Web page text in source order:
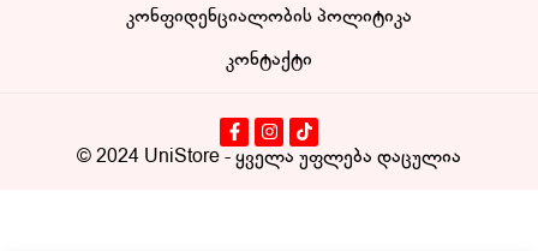
კონფიდენციალობის პოლიტიკა
კონტაქტი
© 2024 UniStore- ყველა უფლება დაცულია